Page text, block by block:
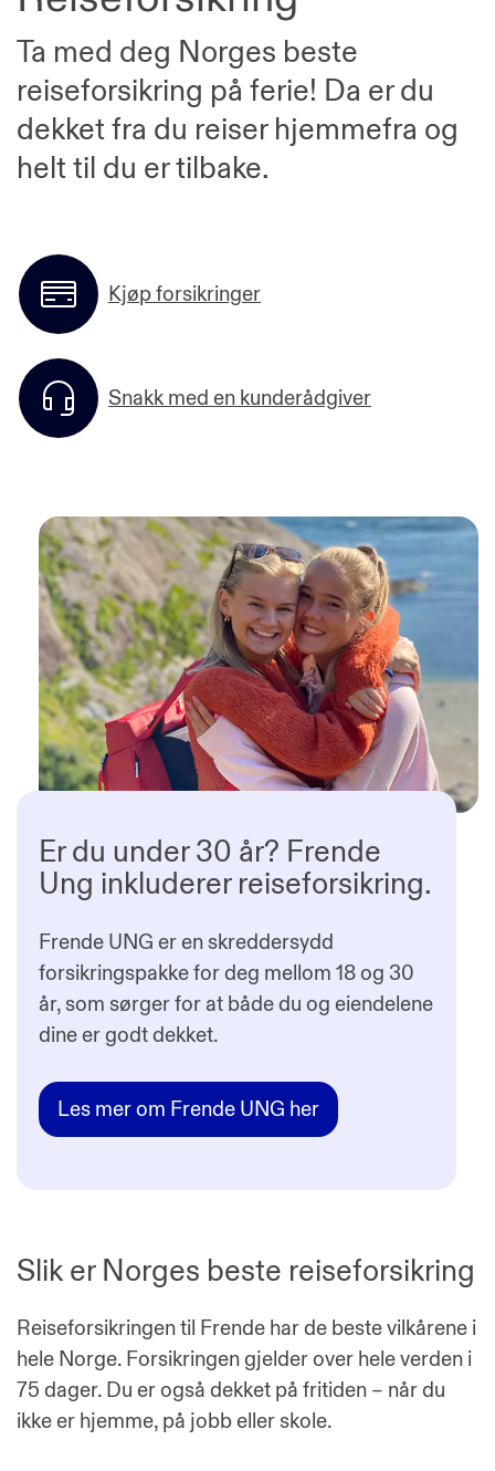
Ta med deg Norges beste
reiseforsikring på ferie! Da er du
dekket fra du reiser hjemmefra og
helt til du er tilbake.
Kjøp forsikringer
Snakk med en kunderådgiver
Er du under 30 år? Frende
Ung inkluderer reiseforsikring.
Frende UNG er en skreddersydd
forsikringspakke for deg mellom 18 og 30
år, som sørger for at både du og eiendelene
dine er godt dekket.
Les mer om Frende UNG her
Slik er Norges beste reiseforsikring
Reiseforsikringen til Frende har de beste vilkårene i
hele Norge. Forsikringen gjelder over hele verden i
75 dager. Du er også dekket på fritiden – når du
ikke er hjemme, på jobb eller skole.